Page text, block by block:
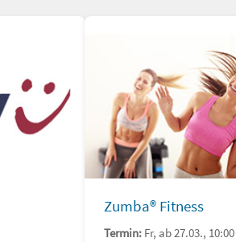
Zumba® Fitness
Termin: Fr, ab 27.03.,